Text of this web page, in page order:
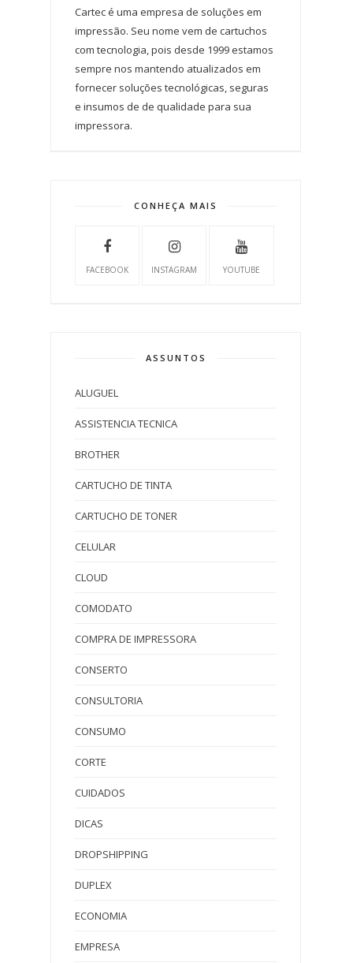
Cartec é uma empresa de soluções em
impressão. Seu nome vem de cartuchos
com tecnologia, pois desde 1999 estamos
sempre nos mantendo atualizados em
fornecer soluções tecnológicas, seguras
e insumos de de qualidade para sua
impressora.
CONHEÇA MAIS
FACEBOOK INSTAGRAM YOUTUBE
ASSUNTOS
ALUGUEL
ASSISTENCIA TECNICA
BROTHER
CARTUCHO DE TINTA
CARTUCHO DE TONER
CELULAR
CLOUD
COMODATO
COMPRA DE IMPRESSORA
CONSERTO
CONSULTORIA
CONSUMO
CORTE
CUIDADOS
DICAS
DROPSHIPPING
DUPLEX
ECONOMIA
EMPRESA